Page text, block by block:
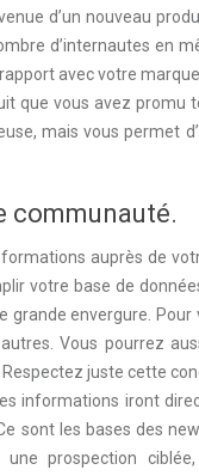
d’un nouveau
d’internautes en
avec votre
que vous avez promu
mais vous permet
communauté.
auprès de
votre base de
envergure. Pour
Vous pourrez
juste cette
informations iront
sont les bases des
prospection